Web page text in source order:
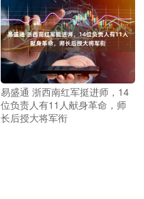
易盛通 浙西南红军挺进师，14
位负责人有11人献身革命，师
长后授大将军衔